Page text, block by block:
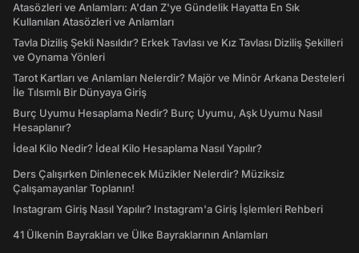
Atasözleri ve Anlamları: A'dan Z'ye Gündelik Hayatta En Sık
Kullanılan Atasözleri ve Anlamları
Tavla Diziliş Şekli Nasıldır? Erkek Tavlası ve Kız Tavlası Diziliş Şekilleri
ve Oynama Yönleri
Tarot Kartları ve Anlamları Nelerdir? Majör ve Minör Arkana Desteleri
İle Tılsımlı Bir Dünyaya Giriş
Burç Uyumu Hesaplama Nedir? Burç Uyumu, Aşk Uyumu Nasıl
Hesaplanır?
İdeal Kilo Nedir? İdeal Kilo Hesaplama Nasıl Yapılır?
Ders Çalışırken Dinlenecek Müzikler Nelerdir? Müziksiz
Çalışamayanlar Toplanın!
Instagram Giriş Nasıl Yapılır? Instagram'a Giriş İşlemleri Rehberi
41 Ülkenin Bayrakları ve Ülke Bayraklarının Anlamları